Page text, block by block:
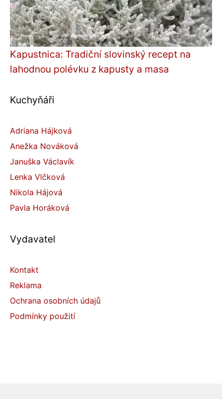
Kapustnica: Tradiční slovinský recept na
lahodnou polévku z kapusty a masa
Kuchyňáři
Adriana Hájková
Anežka Nováková
Januška Václavík
Lenka Vlčková
Nikola Hájová
Pavla Horáková
Vydavatel
Kontakt
Reklama
Ochrana osobních údajů
Podmínky použití